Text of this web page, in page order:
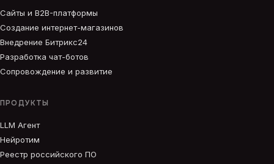
Сайты и B2B-платформы
Создание интернет-магазинов
Внедрение Битрикс24
Разработка чат-ботов
Сопровождение и развитие
ПРОДУКТЫ
LLM Агент
Нейротим
Реестр российского ПО